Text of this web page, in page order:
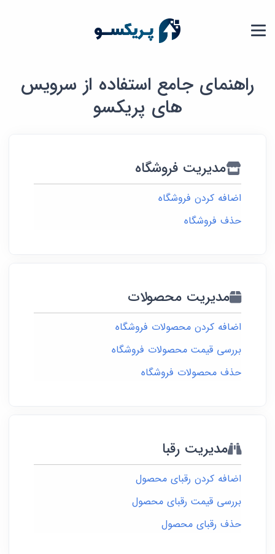
راهنمای جامع استفاده از سرویس
های پریکسو
مدیریت فروشگاه
اضافه کردن فروشگاه
حذف فروشگاه
مدیریت محصولات
اضافه کردن محصولات فروشگاه
بررسی قیمت محصولات فروشگاه
حذف محصولات فروشگاه
مدیریت رقبا
اضافه کردن رقبای محصول
بررسی قیمت رقبای محصول
حذف رقبای محصول